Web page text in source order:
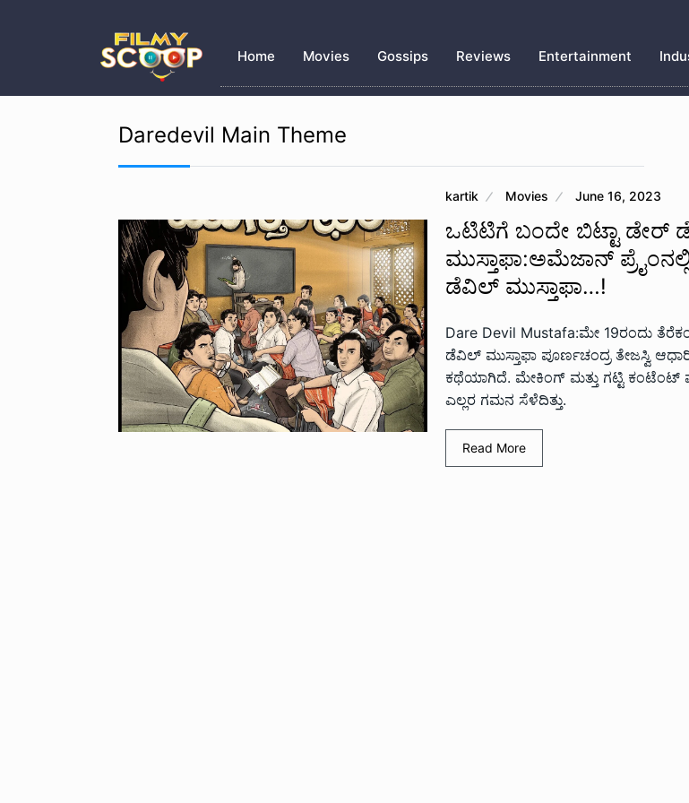
Home Movies Gossips Reviews Entertainment
Daredevil Main Theme
kartik Movies June 16, 2023
ಒಟಿಟಿಗೆ ಬಂದೇ ಬಿಟ್ಟಾ ಡೇರ್
ಮುಸ್ತಾಫಾ:ಅಮೆಜಾನ್‌
ಡೆವಿಲ್‌ ಮುಸ್ತಾಫಾ…!
Dare Devil Mustafa:ಮೇ 19ರಂದು
ಡೆವಿಲ್ ಮುಸ್ತಾಫಾ ಪೂರ್ಣಚಂದ್ರ ತೇಜಸ್ವಿ
ಕಥೆಯಾಗಿದೆ. ಮೇಕಿಂಗ್‌ ಮತ್ತು ಗಟ್ಟಿ ಕಂಟೆಂಟ್‌
ಎಲ್ಲರ ಗಮನ ಸೆಳೆದಿತ್ತು.
Read More